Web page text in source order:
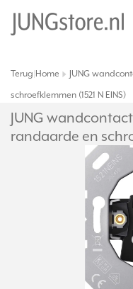
Terug Home JUNG
schroefklemmen (1521 N EINS)
JUNG
randaarde en